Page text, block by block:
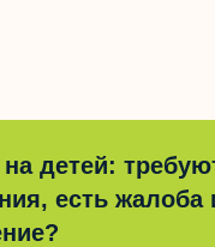
детей:
есть жалоба